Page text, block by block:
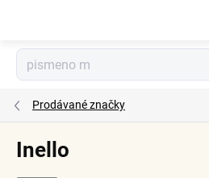
Prodávané značky
Inello